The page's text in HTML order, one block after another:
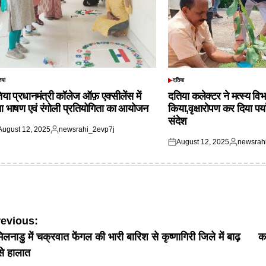
प्रधानमंत्री कॉलेज ऑफ़ एक्सीलेंस में
एवं रंगोली प्रतियोगिता का आयोजन
12, 2025
Posted
newsrahi_2evp7j
POSTED
दतिया
दतिया कलेक्टर ने मत्स्य
किया,वृक्षारोपण कर दिया
संदेश
Posted
August 12, 2025
Posted
में चक्रवात फेंगल की भारी बारिश से कृष्णागिरी जिले में बाढ़
हालात